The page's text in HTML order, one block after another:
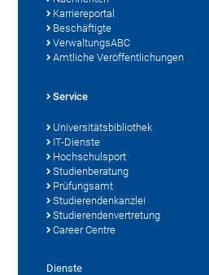
Karriereportal
Beschäftigte
VerwaltungsABC
Amtliche Veröffentlichungen
Service
Universitätsbibliothek
IT-Dienste
Hochschulsport
Studienberatung
Prüfungsamt
Studierendenkanzlei
Studierendenvertretung
Career Centre
Dienste